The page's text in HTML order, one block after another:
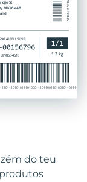
do teu